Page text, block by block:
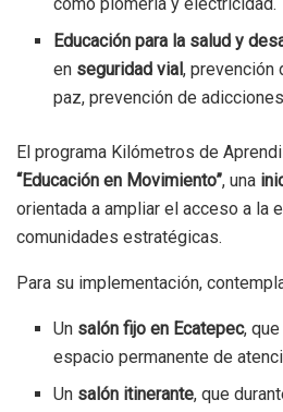
Educación para la salud y
en seguridad vial, prevención
paz, prevención de
El programa Kilómetros de
“Educación en Movimiento”, una
orientada a ampliar el acceso a la
comunidades estratégicas.
Para su implementación,
Un salón fijo en Ecatepec,
espacio permanente de
Un salón itinerante, que